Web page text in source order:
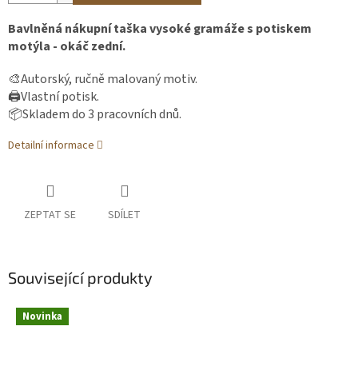
Bavlněná nákupní taška vysoké gramáže s potiskem
motýla - okáč zední.
🎨Autorský, ručně malovaný motiv.
🖨️Vlastní potisk.
📦Skladem do 3 pracovních dnů.
Detailní informace
ZEPTAT SE SDÍLET
Související produkty
Novinka